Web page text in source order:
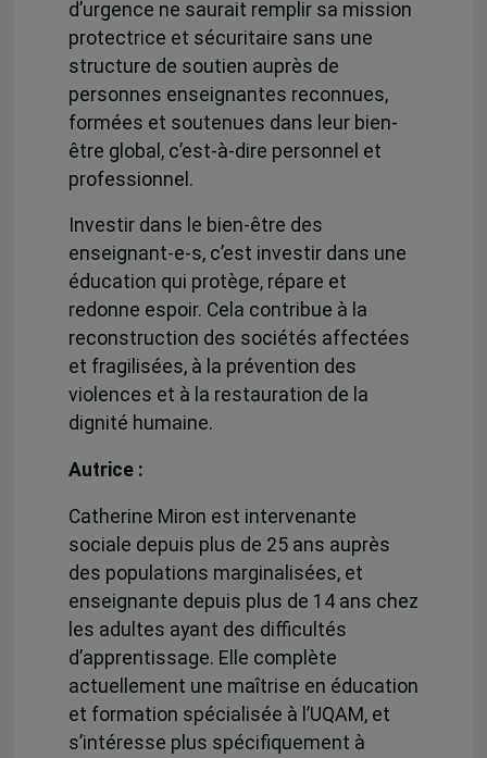
d’urgence ne saurait remplir sa mission
protectrice et sécuritaire sans une
structure de soutien auprès de
personnes enseignantes reconnues,
formées et soutenues dans leur bien-
être global, c’est-à-dire personnel et
professionnel.
Investir dans le bien-être des
enseignant-e-s, c’est investir dans une
éducation qui protège, répare et
redonne espoir. Cela contribue à la
reconstruction des sociétés affectées
et fragilisées, à la prévention des
violences et à la restauration de la
dignité humaine.
Autrice :
Catherine Miron est intervenante
sociale depuis plus de 25 ans auprès
des populations marginalisées, et
enseignante depuis plus de 14 ans chez
les adultes ayant des difficultés
d’apprentissage. Elle complète
actuellement une maîtrise en éducation
et formation spécialisée à l’UQAM, et
s’intéresse plus spécifiquement à